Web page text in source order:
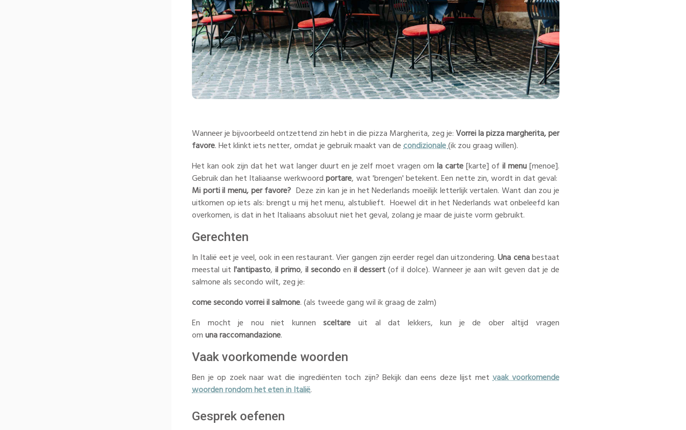
Wanneer je bijvoorbeeld ontzettend zin hebt in die pizza Margherita, zeg je:Vorrei la pizza margherita, per
favore. Het klinkt iets netter, omdat je gebruik maakt van decondizionale(ik zou graag willen).
Het kan ook zijn dat het wat langer duurt en je zelf moet vragen omla carte[karte] ofil menu[menoe].
Gebruik dan het Italiaanse werkwoordportare, wat 'brengen' betekent. Een nette zin, wordt in dat geval:
Mi porti il menu, per favore? Deze zin kan je in het Nederlands moeilijk letterlijk vertalen. Want dan zou je
uitkomen op iets als: brengt u mij het menu, alstublieft. Hoewel dit in het Nederlands wat onbeleefd kan
overkomen, is dat in het Italiaans absoluut niet het geval, zolang je maar de juiste vorm gebruikt.
Gerechten
In Italië eet je veel, ook in een restaurant. Vier gangen zijn eerder regel dan uitzondering.Una cenabestaat
meestal uit l'antipasto, il primo, il secondoen il dessert(of il dolce). Wanneer je aan wilt geven dat je de
salmone als secondo wilt, zeg je:
come secondo vorrei il salmone. (als tweede gang wil ik graag de zalm)
En mocht je nou niet kunnensceltare uit al dat lekkers, kun je de ober altijd vragen
omunaraccomandazione.
Vaak voorkomende woorden
Ben je op zoek naar wat die ingrediënten toch zijn? Bekijk dan eens deze lijst metvaak voorkomende
woorden rondom het eten in Italië.
Gesprek oefenen